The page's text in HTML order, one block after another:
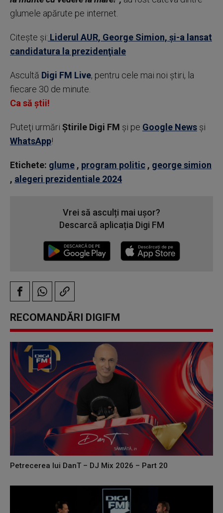
glumele apărute pe internet.
Citește și: Liderul AUR, George Simion, și-a lansat
candidatura la prezidenţiale
Ascultă Digi FM Live, pentru cele mai noi știri, la
fiecare 30 de minute.
Ca să știi!
Puteţi urmări Știrile Digi FM şi pe Google News şi
WhatsApp!
Etichete: glume , program politic , george simion
, alegeri prezidentiale 2024
Vrei să asculți mai ușor?
Descarcă aplicația Digi FM
RECOMANDĂRI DIGIFM
Petrecerea lui DanT – DJ Mix 2026 – Part 20